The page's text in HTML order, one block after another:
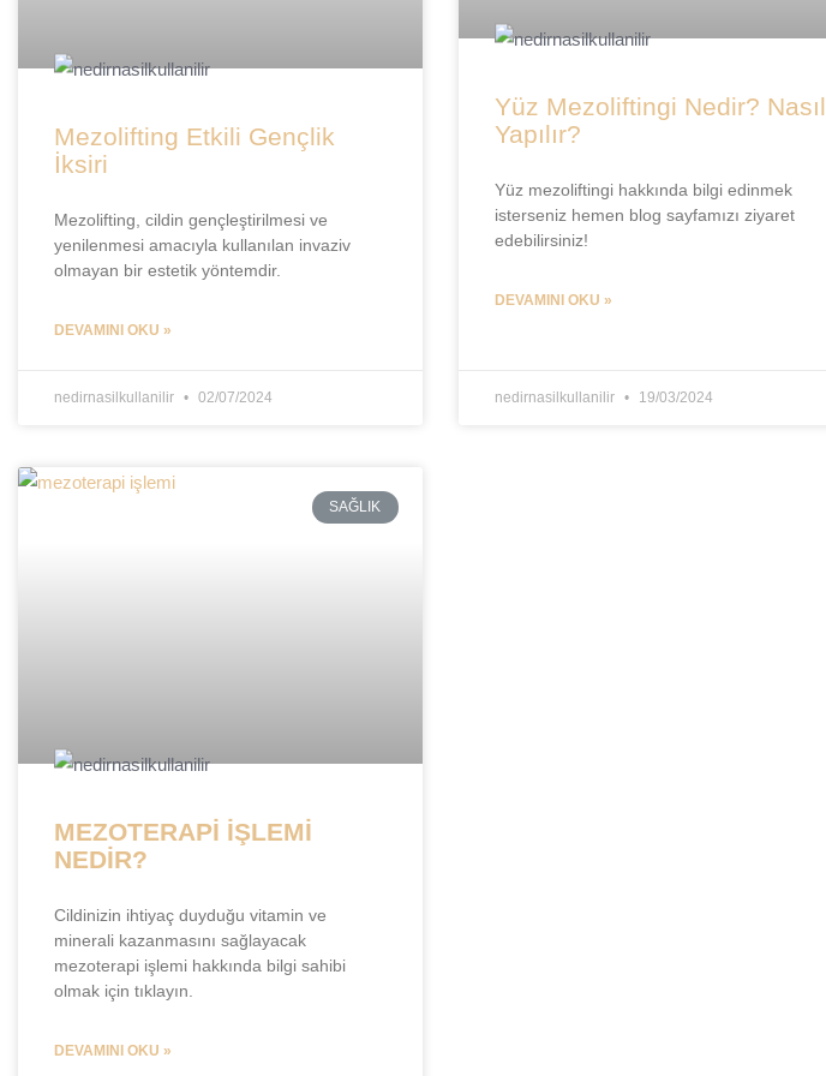
Mezolifting Etkili Gençlik
İksiri
Mezolifting, cildin gençleştirilmesi ve
yenilenmesi amacıyla kullanılan invaziv
olmayan bir estetik yöntemdir.
DEVAMINI OKU »
nedirnasilkullanilir 02/07/2024
Yüz Mezoliftingi Nedir? Nasıl
Yapılır?
Yüz mezoliftingi hakkında bilgi edinmek
isterseniz hemen blog sayfamızı ziyaret
edebilirsiniz!
DEVAMINI OKU »
nedirnasilkullanilir 19/03/2024
SAĞLIK
MEZOTERAPİ İŞLEMİ
NEDİR?
Cildinizin ihtiyaç duyduğu vitamin ve
minerali kazanmasını sağlayacak
mezoterapi işlemi hakkında bilgi sahibi
olmak için tıklayın.
DEVAMINI OKU »